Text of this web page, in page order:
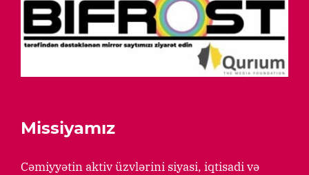
Missiyamız
Cəmiyyətin aktiv üzvlərini siyasi, iqtisadi və